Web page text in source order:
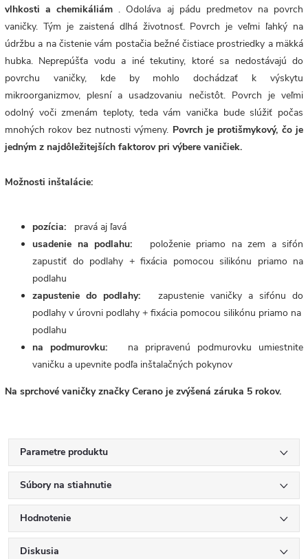
vlhkosti a chemikáliám . Odoláva aj pádu predmetov na povrch
vaničky. Tým je zaistená dlhá životnosť. Povrch je veľmi ľahký na
údržbu a na čistenie vám postačia bežné čistiace prostriedky a mäkká
hubka. Neprepúšťa vodu a iné tekutiny, ktoré sa nedostávajú do
povrchu vaničky, kde by mohlo dochádzať k výskytu
mikroorganizmov, plesní a usadzovaniu nečistôt. Povrch je veľmi
odolný voči zmenám teploty, teda vám vanička bude slúžiť počas
mnohých rokov bez nutnosti výmeny. Povrch je protišmykový, čo je
jedným z najdôležitejších faktorov pri výbere vaničiek.
Možnosti inštalácie:
pozícia:
pravá aj ľavá
usadenie na podlahu:
položenie priamo na zem a sifón
zapustiť do podlahy + fixácia pomocou silikónu priamo na
podlahu
zapustenie do podlahy:
zapustenie vaničky a sifónu do
podlahy v úrovni podlahy + fixácia pomocou silikónu priamo na
podlahu
na podmurovku:
na pripravenú podmurovku umiestnite
vaničku a upevnite podľa inštalačných pokynov
Na sprchové vaničky značky Cerano je zvýšená záruka 5 rokov.
Parametre produktu
Súbory na stiahnutie
Hodnotenie
Diskusia